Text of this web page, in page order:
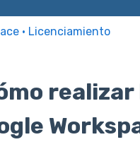
· Licenciamiento